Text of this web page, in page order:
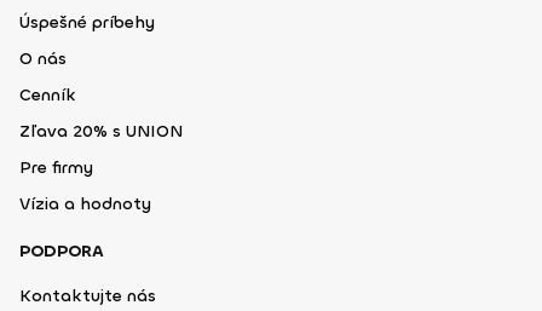
Úspešné príbehy
O nás
Cenník
Zľava 20% s UNION
Pre firmy
Vízia a hodnoty
PODPORA
Kontaktujte nás